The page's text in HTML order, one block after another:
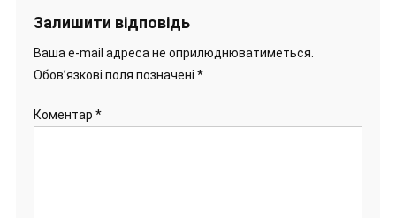
Залишити відповідь
Ваша e-mail адреса не оприлюднюватиметься.
Обов’язкові поля позначені *
Коментар *